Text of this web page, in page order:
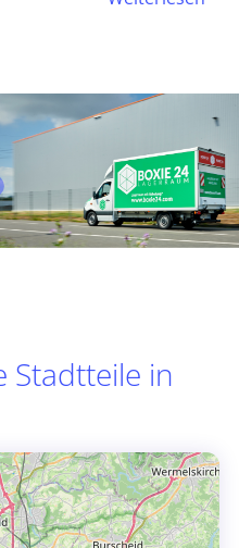
Stadtteile in